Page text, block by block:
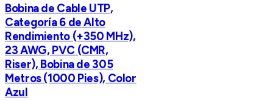
Bobina de Cable UTP,
Categoría 6 de Alto
Rendimiento (+350 MHz),
23 AWG, PVC (CMR,
Riser), Bobina de 305
Metros (1000 Pies), Color
Azul